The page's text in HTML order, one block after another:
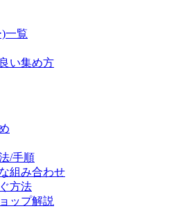
一覧
い集め方
/手順
組み合わせ
方法
ップ解説